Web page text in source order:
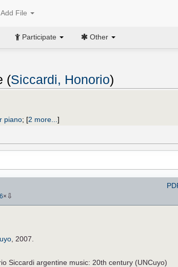
File
Participate Other
(Siccardi, Honorio)
piano; [2 more... ]
× ⇩
, 2007.
Siccardi argentine music: 20th century (UNCuyo)